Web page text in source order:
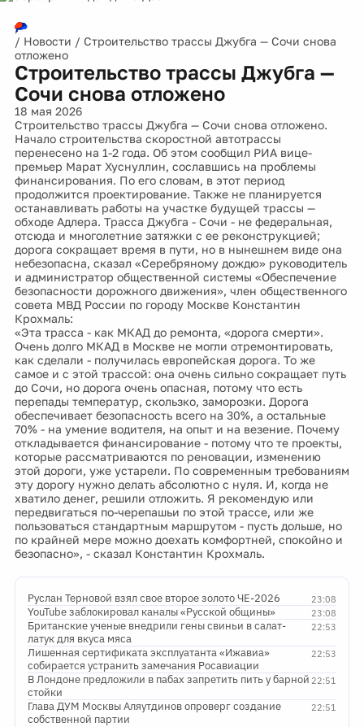
/ Новости / Строительство трассы Джубга — Сочи снова
отложено
Строительство трассы Джубга —
Сочи снова отложено
18 мая 2026
Строительство трассы Джубга — Сочи снова отложено.
Начало строительства скоростной автотрассы
перенесено на 1-2 года. Об этом сообщил РИА вице-
премьер Марат Хуснуллин, сославшись на проблемы
финансирования. По его словам, в этот период
продолжится проектирование. Также не планируется
останавливать работы на участке будущей трассы —
обходе Адлера. Трасса Джубга - Сочи - не федеральная,
отсюда и многолетние затяжки с ее реконструкцией;
дорога сокращает время в пути, но в нынешнем виде она
небезопасна, сказал «Серебряному дождю» руководитель
и администратор общественной системы «Обеспечение
безопасности дорожного движения», член общественного
совета МВД России по городу Москве Константин
Крохмаль:
«Эта трасса - как МКАД до ремонта, «дорога смерти».
Очень долго МКАД в Москве не могли отремонтировать,
как сделали - получилась европейская дорога. То же
самое и с этой трассой: она очень сильно сокращает путь
до Сочи, но дорога очень опасная, потому что есть
перепады температур, скользко, заморозки. Дорога
обеспечивает безопасность всего на 30%, а остальные
70% - на умение водителя, на опыт и на везение. Почему
откладывается финансирование - потому что те проекты,
которые рассматриваются по реновации, изменению
этой дороги, уже устарели. По современным требованиям
эту дорогу нужно делать абсолютно с нуля. И, когда не
хватило денег, решили отложить. Я рекомендую или
передвигаться по-черепашьи по этой трассе, или же
пользоваться стандартным маршрутом - пусть дольше, но
по крайней мере можно доехать комфортней, спокойно и
безопасно», - сказал Константин Крохмаль.
23:08
Руслан Терновой взял свое второе золото ЧЕ-2026
23:08
YouTube заблокировал каналы «Русской общины»
22:53
Британские ученые внедрили гены свиньи в салат-
латук для вкуса мяса
22:53
Лишенная сертификата эксплуатанта «Ижавиа»
собирается устранить замечания Росавиации
22:51
В Лондоне предложили в пабах запретить пить у барной
стойки
22:51
Глава ДУМ Москвы Аляутдинов опроверг создание
собственной партии